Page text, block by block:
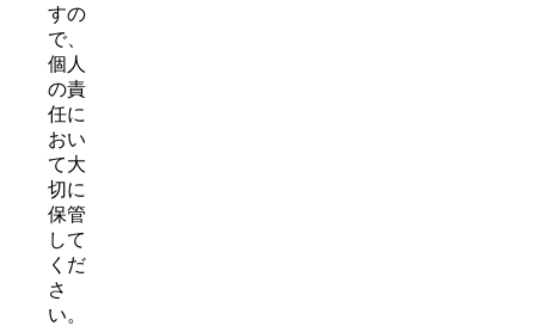
すの
で、
個人
の責
任に
おい
て大
切に
保管
して
くだ
さ
い。